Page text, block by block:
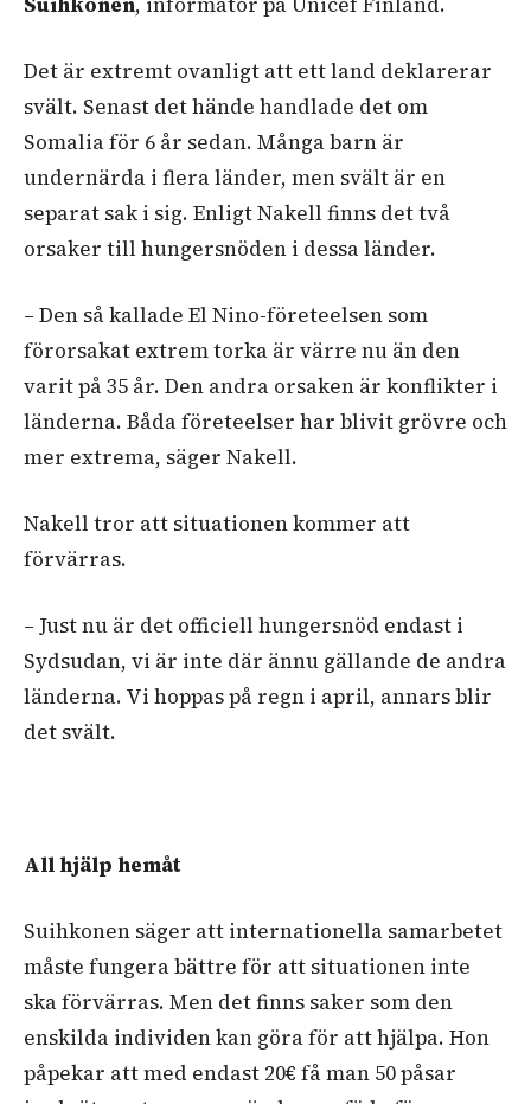
Det är extremt ovanligt att ett land deklarerar
svält. Senast det hände handlade det om
Somalia för 6 år sedan. Många barn är
undernärda i flera länder, men svält är en
separat sak i sig. Enligt Nakell finns det två
orsaker till hungersnöden i dessa länder.
– Den så kallade El Nino-företeelsen som
förorsakat extrem torka är värre nu än den
varit på 35 år. Den andra orsaken är konflikter i
länderna. Båda företeelser har blivit grövre och
mer extrema, säger Nakell.
Nakell tror att situationen kommer att
förvärras.
– Just nu är det officiell hungersnöd endast i
Sydsudan, vi är inte där ännu gällande de andra
länderna. Vi hoppas på regn i april, annars blir
det svält.
All hjälp hemåt
Suihkonen säger att internationella samarbetet
måste fungera bättre för att situationen inte
ska förvärras. Men det finns saker som den
enskilda individen kan göra för att hjälpa. Hon
påpekar att med endast 20€ få man 50 påsar